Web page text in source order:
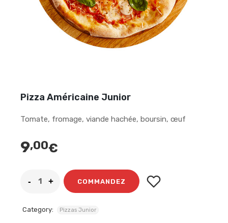
Pizza Américaine Junior
Tomate, fromage, viande hachée, boursin, œuf
9,00€
COMMANDEZ
Category: Pizzas Junior